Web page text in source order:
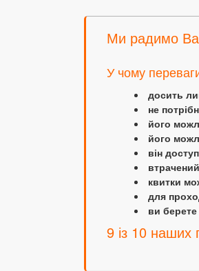
Ми радимо
У чому
досить
не
його
його
він
квитки
для
ви берете
9 із 10 наших